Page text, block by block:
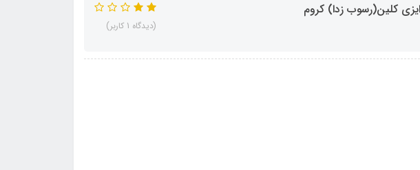
کلین(رسوب زدا) کروم
(دیدگاه 1 کاربر)